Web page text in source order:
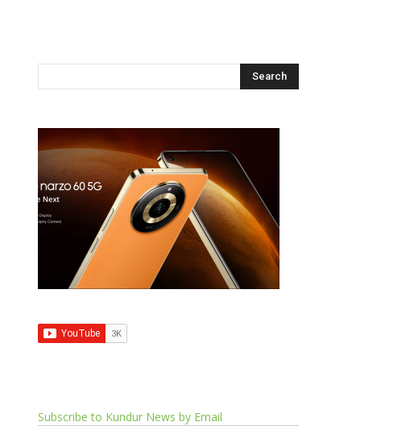
Subscribe to Kundur News by Email